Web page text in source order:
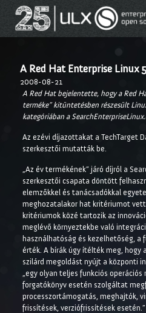
A Red Hat Enterprise Linux
2008-08-21
A Red Hat bejelentette, hogy a Red
terméke” kitüntetésben részesült
kategóriában a
Az ezévi díjazottakat a TechTarget
szerkesztői mutatták be.
„Az év termékének” járó díjról a
szerkesztői csapata döntött
elemzőkkel és tanácsadókkal
meghozatalakor hat kritériumot
kritériumok közé tartozik az
meglévő környeztekbe való
használhatóság és kezelhetőség, a
érték. A bírák úgy ítélték meg, hogy
szilárd megoldást nyújt a központi
„egy olyan teljes funkciós operációs
forgatókönyv esetén szolgáltat
processzortámogatás, meghajtók,
frissítések, verziófrissítések esetén.”